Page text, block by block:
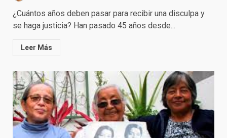
¿Cuántos años deben pasar para recibir una disculpa y
se haga justicia? Han pasado 45 años desde...
Leer Más